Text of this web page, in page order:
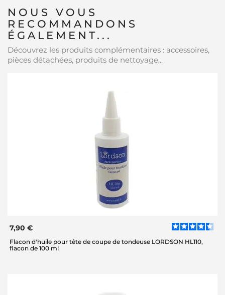
NOUS VOUS
RECOMMANDONS
ÉGALEMENT...
Découvrez les produits complémentaires : accessoires,
pièces détachées, produits de nettoyage...
7,90 €
Flacon d'huile pour tête de coupe de tondeuse LORDSON HL110,
flacon de 100 ml